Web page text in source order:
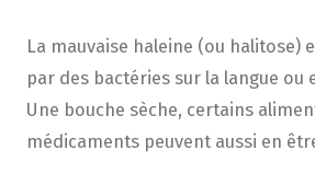
La mauvaise haleine (ou halitose)
par des bactéries sur la langue ou
Une bouche sèche, certains
médicaments peuvent aussi en